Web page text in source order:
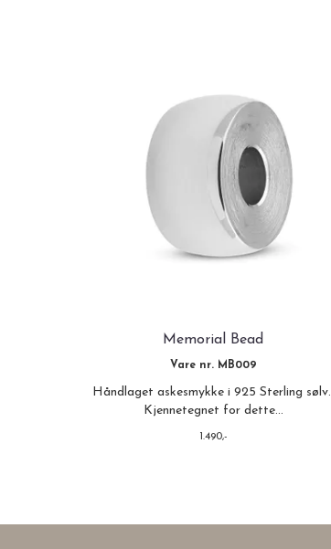
Memorial Bead
Vare nr. MB009
Håndlaget askesmykke i 925 Sterling sølv.
Kjennetegnet for dette...
1.490,-